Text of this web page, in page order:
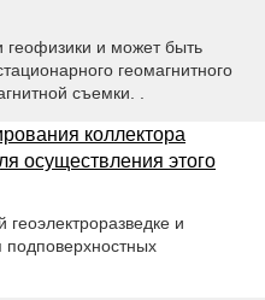
геофизики и может быть
геомагнитного
съемки. .
коллектора
осуществления этого
геоэлектроразведке и